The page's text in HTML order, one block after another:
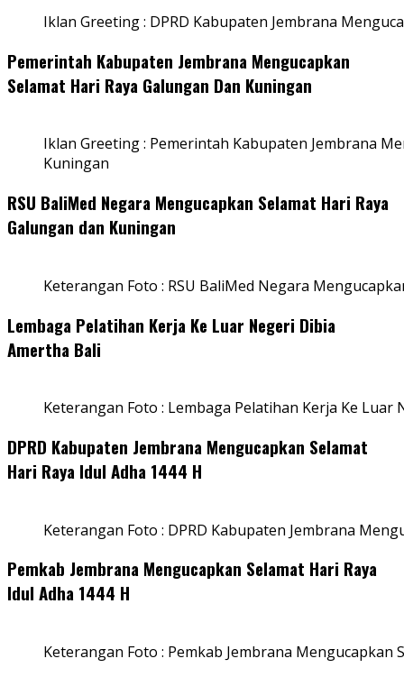
Iklan Greeting : DPRD Kabupaten Jembrana
Pemerintah Kabupaten Jembrana Mengucapkan
Selamat Hari Raya Galungan Dan Kuningan
Iklan Greeting : Pemerintah Kabupaten Jembrana
Kuningan
RSU BaliMed Negara Mengucapkan Selamat Hari Raya
Galungan dan Kuningan
Keterangan Foto : RSU BaliMed Negara
Lembaga Pelatihan Kerja Ke Luar Negeri Dibia
Amertha Bali
Keterangan Foto : Lembaga Pelatihan Kerja Ke Luar
DPRD Kabupaten Jembrana Mengucapkan Selamat
Hari Raya Idul Adha 1444 H
Keterangan Foto : DPRD Kabupaten Jembrana
Pemkab Jembrana Mengucapkan Selamat Hari Raya
Idul Adha 1444 H
Keterangan Foto : Pemkab Jembrana Mengucapkan